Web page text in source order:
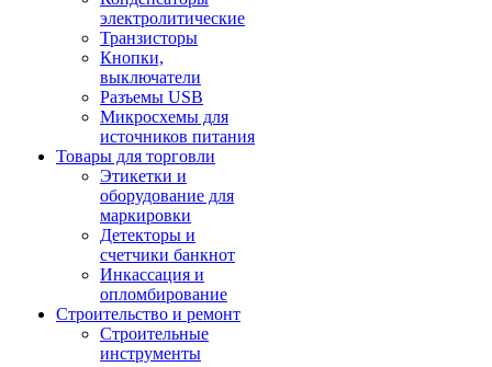
электролитические
Транзисторы
Кнопки,
выключатели
Разъемы USB
Микросхемы для
источников питания
Товары для торговли
Этикетки и
оборудование для
маркировки
Детекторы и
счетчики банкнот
Инкассация и
опломбирование
Строительство и ремонт
Строительные
инструменты